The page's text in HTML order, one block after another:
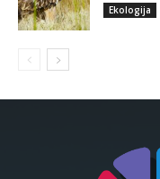
Ekologija